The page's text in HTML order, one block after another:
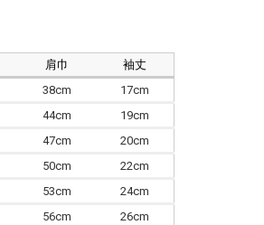
肩巾
袖丈
38cm
17cm
44cm
19cm
47cm
20cm
50cm
22cm
53cm
24cm
56cm 26cm